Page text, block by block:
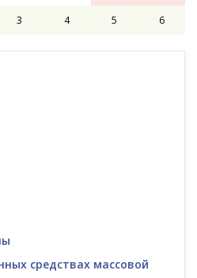
3 4 5 6
средствах массовой